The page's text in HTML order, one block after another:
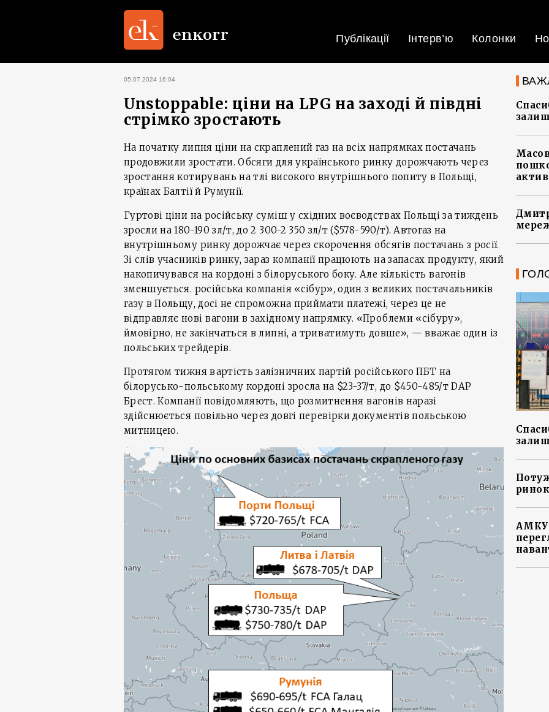
Публікації Інтерв’ю Колонки
05.07.2024 16:04
Unstoppable: ціни на LPG на заході й півдні
стрімко зростають
На початку липня ціни на скраплений газ на всіх напрямках постачань
продовжили зростати. Обсяги для українського ринку дорожчають через
зростання котирувань на тлі високого внутрішнього попиту в Польщі,
країнах Балтії й Румунії.
Гуртові ціни на російську суміш у східних воєводствах Польщі за тиждень
зросли на 180-190 зл/т, до 2 300-2 350 зл/т ($578-590/т). Автогаз на
внутрішньому ринку дорожчає через скорочення обсягів постачань з росії.
Зі слів учасників ринку, зараз компанії працюють на запасах продукту, який
накопичувався на кордоні з білоруського боку. Але кількість вагонів
зменшується. російська компанія «сібур», один з великих постачальників
газу в Польщу, досі не спроможна приймати платежі, через це не
відправляє нові вагони в західному напрямку. «Проблеми «сібуру»,
ймовірно, не закінчаться в липні, а триватимуть довше», — вважає один із
польських трейдерів.
Протягом тижня вартість залізничних партій російського ПБТ на
білорусько-польському кордоні зросла на $23-37/т, до $450-485/т DAP
Брест. Компанії повідомляють, що розмитнення вагонів наразі
здійснюється повільно через довгі перевірки документів польською
митницею.
АМКУ